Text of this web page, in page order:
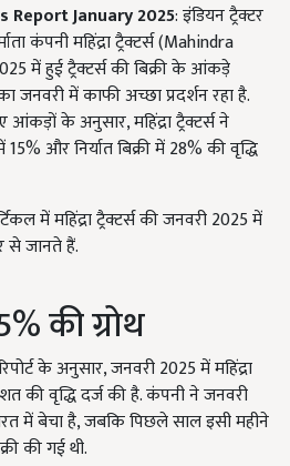
Report January 2025: इंडियन ट्रैक्टर
कंपनी महिंद्रा ट्रैक्टर्स (Mahindra
में हुई ट्रैक्टर्स की बिक्री के आंकड़े
जनवरी में काफी अच्छा प्रदर्शन रहा है.
आंकड़ों के अनुसार, महिंद्रा ट्रैक्टर्स ने
और निर्यात बिक्री में 28% की वृद्धि
में महिंद्रा ट्रैक्टर्स की जनवरी 2025 में
से जानते हैं.
की ग्रोथ
रिपोर्ट के अनुसार, जनवरी 2025 में महिंद्रा
की वृद्धि दर्ज की है. कंपनी ने जनवरी
में बेचा है, जबकि पिछले साल इसी महीने
की गई थी.